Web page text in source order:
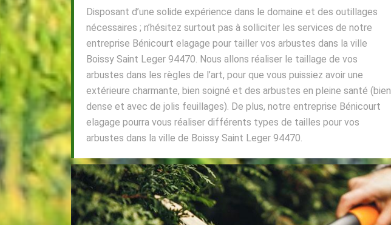
Disposant d’une solide expérience dans le domaine et des outillages
nécessaires ; n’hésitez surtout pas à solliciter les services de notre
entreprise Bénicourt elagage pour tailler vos arbustes dans la ville
Boissy Saint Leger 94470. Nous allons réaliser le taillage de vos
arbustes dans les règles de l’art, pour que vous puissiez avoir une
extérieure charmante, bien soigné et des arbustes en pleine santé (bien
dense et avec de jolis feuillages). De plus, notre entreprise Bénicourt
elagage pourra vous réaliser différents types de tailles pour vos
arbustes dans la ville de Boissy Saint Leger 94470.